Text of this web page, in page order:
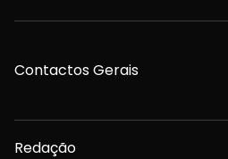
Contactos Gerais
Redação